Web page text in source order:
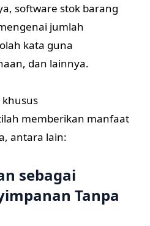
software stok barang
jumlah
kata guna
dan lainnya.
memberikan manfaat
antara lain:
sebagai
Tanpa